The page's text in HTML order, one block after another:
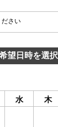
ださい
望日時を選択
水 木